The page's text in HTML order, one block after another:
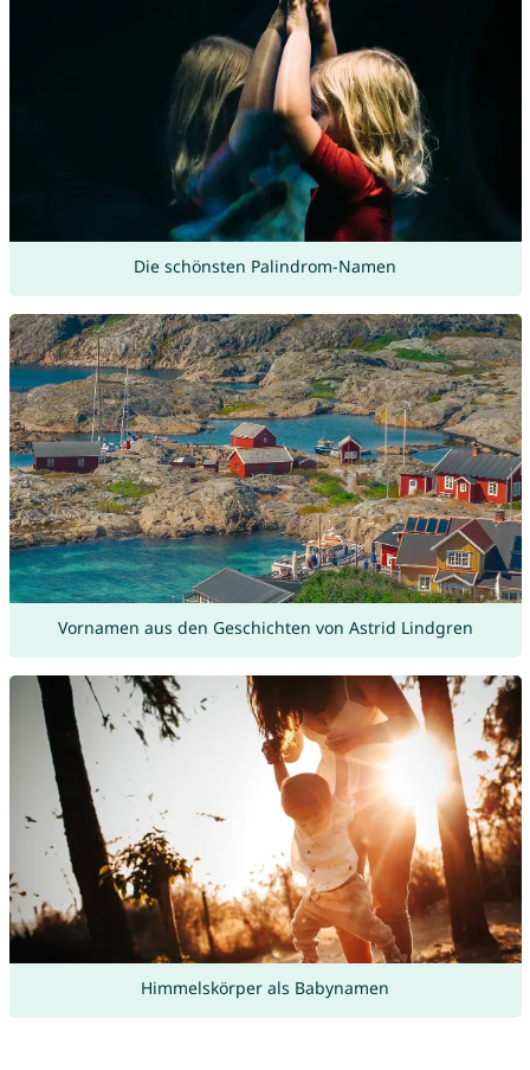
Die schönsten Palindrom-Namen
Vornamen aus den Geschichten von Astrid Lindgren
Himmelskörper als Babynamen